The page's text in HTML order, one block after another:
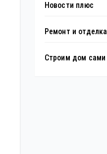
Новости плюс
Ремонт и отделка
Строим дом сами